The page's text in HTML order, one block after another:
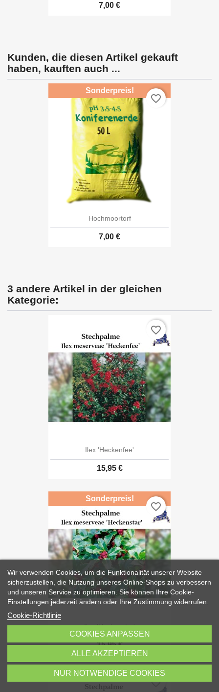
7,00 €
Kunden, die diesen Artikel gekauft
haben, kauften auch ...
Hochmoortorf
7,00 €
Sonderpreis!
favorite_border
3 andere Artikel in der gleichen
Kategorie:
Ilex 'Heckenfee'
15,95 €
favorite_border
Ilex 'Heckenstar'
15,95 €
Sonderpreis!
favorite_border
favorite_border
Wir verwenden Cookies, um die Funktionalität unserer Website
sicherzustellen, die Nutzung unseres Online-Shops zu verbessern
und unseren Service zu optimieren. Sie können Ihre Cookie-
Einstellungen jederzeit ändern oder Ihre Zustimmung widerrufen.
Cookie-Richtlinie
COOKIES ANPASSEN
NUR NOTWENDIGE COOKIES
ALLE AKZEPTIEREN